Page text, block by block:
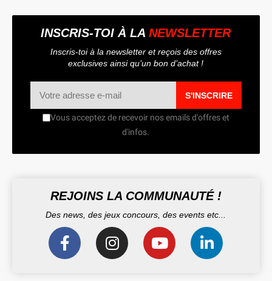
INSCRIS-TOI À LANEWSLETTER
Inscris-toi à la newsletter et reçois des offres
exclusives ainsi qu’un bon d’achat !
S'INSCRIRE
Vous acceptez de recevoir nos emails d'offres et
d'infos.
REJOINS LA COMMUNAUTÉ !
Des news, des jeux concours, des events etc...